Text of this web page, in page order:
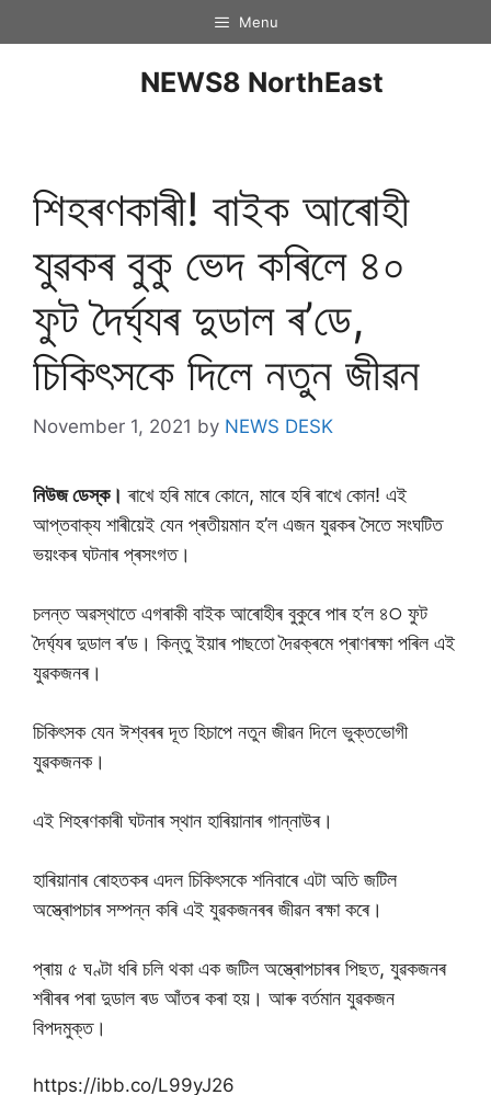
Menu
NEWS8 NorthEast
শিহৰণকাৰী! বাইক আৰোহী
যুৱকৰ বুকু ভেদ কৰিলে ৪০
ফুট দৈৰ্ঘ্যৰ দুডাল ৰ’ডে,
চিকিৎসকে দিলে নতুন জীৱন
November 1, 2021 by NEWS DESK
নিউজ ডেস্ক। ৰাখে হৰি মাৰে কােনে, মাৰে হৰি ৰাখে কােন! এই
আপ্তবাক্য শাৰীয়েই যেন প্ৰতীয়মান হ’ল এজন যুৱকৰ সৈতে সংঘটিত
ভয়ংকৰ ঘটনাৰ প্ৰসংগত।
চলন্ত অৱস্থাতে এগৰাকী বাইক আৰােহীৰ বুকুৰে পাৰ হ’ল ৪੦ ফুট
দৈৰ্ঘ্যৰ দুডাল ৰ’ড। কিন্তু ইয়াৰ পাছতাে দৈৱক্ৰমে প্ৰাণৰক্ষা পৰিল এই
যুৱকজনৰ।
চিকিৎসক যেন ঈশ্বৰৰ দূত হিচাপে নতুন জীৱন দিলে ভুক্তভােগী
যুৱকজনক।
এই শিহৰণকাৰী ঘটনাৰ স্থান হাৰিয়ানাৰ গান্নাউৰ।
হাৰিয়ানাৰ ৰোহতকৰ এদল চিকিৎসকে শনিবাৰে এটা অতি জটিল
অস্ত্ৰোপচাৰ সম্পন্ন কৰি এই যুৱকজনৰৰ জীৱন ৰক্ষা কৰে।
প্ৰায় ৫ ঘণ্টা ধৰি চলি থকা এক জটিল অস্ত্ৰোপচাৰৰ পিছত, যুৱকজনৰ
শৰীৰৰ পৰা দুডাল ৰড আঁতৰ কৰা হয়। আৰু বৰ্তমান যুৱকজন
বিপদমুক্ত।
https://ibb.co/L99yJ26